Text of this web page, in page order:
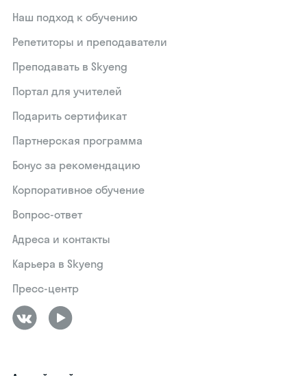
Наш подход к обучению
Репетиторы и преподаватели
Преподавать в Skyeng
Портал для учителей
Подарить сертификат
Партнерская программа
Бонус за рекомендацию
Корпоративное обучение
Вопрос-ответ
Адреса и контакты
Карьера в Skyeng
Пресс-центр